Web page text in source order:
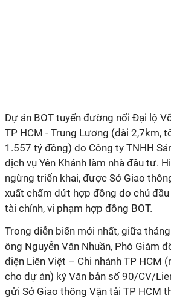
Dự án BOT tuyến đường nối Đại lộ
TP HCM - Trung Lương (dài 2,7km,
1.557 tỷ đồng) do Công ty TNHH
dịch vụ Yên Khánh làm nhà đầu tư.
ngừng triển khai, được Sở Giao
xuất chấm dứt hợp đồng do chủ
tài chính, vi phạm hợp đồng BOT.
Trong diễn biến mới nhất, giữa
ông Nguyễn Văn Nhuần, Phó Giám
điện Liên Việt – Chi nhánh TP HCM
cho dự án) ký Văn bản số 90/CV/
gửi Sở Giao thông Vận tải TP HCM